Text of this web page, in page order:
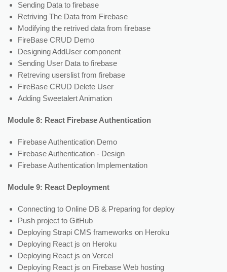
Sending Data to firebase
Retriving The Data from Firebase
Modifying the retrived data from firebase
FireBase CRUD Demo
Designing AddUser component
Sending User Data to firebase
Retreving userslist from firebase
FireBase CRUD Delete User
Adding Sweetalert Animation
Module 8: React Firebase Authentication
Firebase Authentication Demo
Firebase Authentication - Design
Firebase Authentication Implementation
Module 9: React Deployment
Connecting to Online DB & Preparing for deploy
Push project to GitHub
Deploying Strapi CMS frameworks on Heroku
Deploying React js on Heroku
Deploying React js on Vercel
Deploying React js on Firebase Web hosting